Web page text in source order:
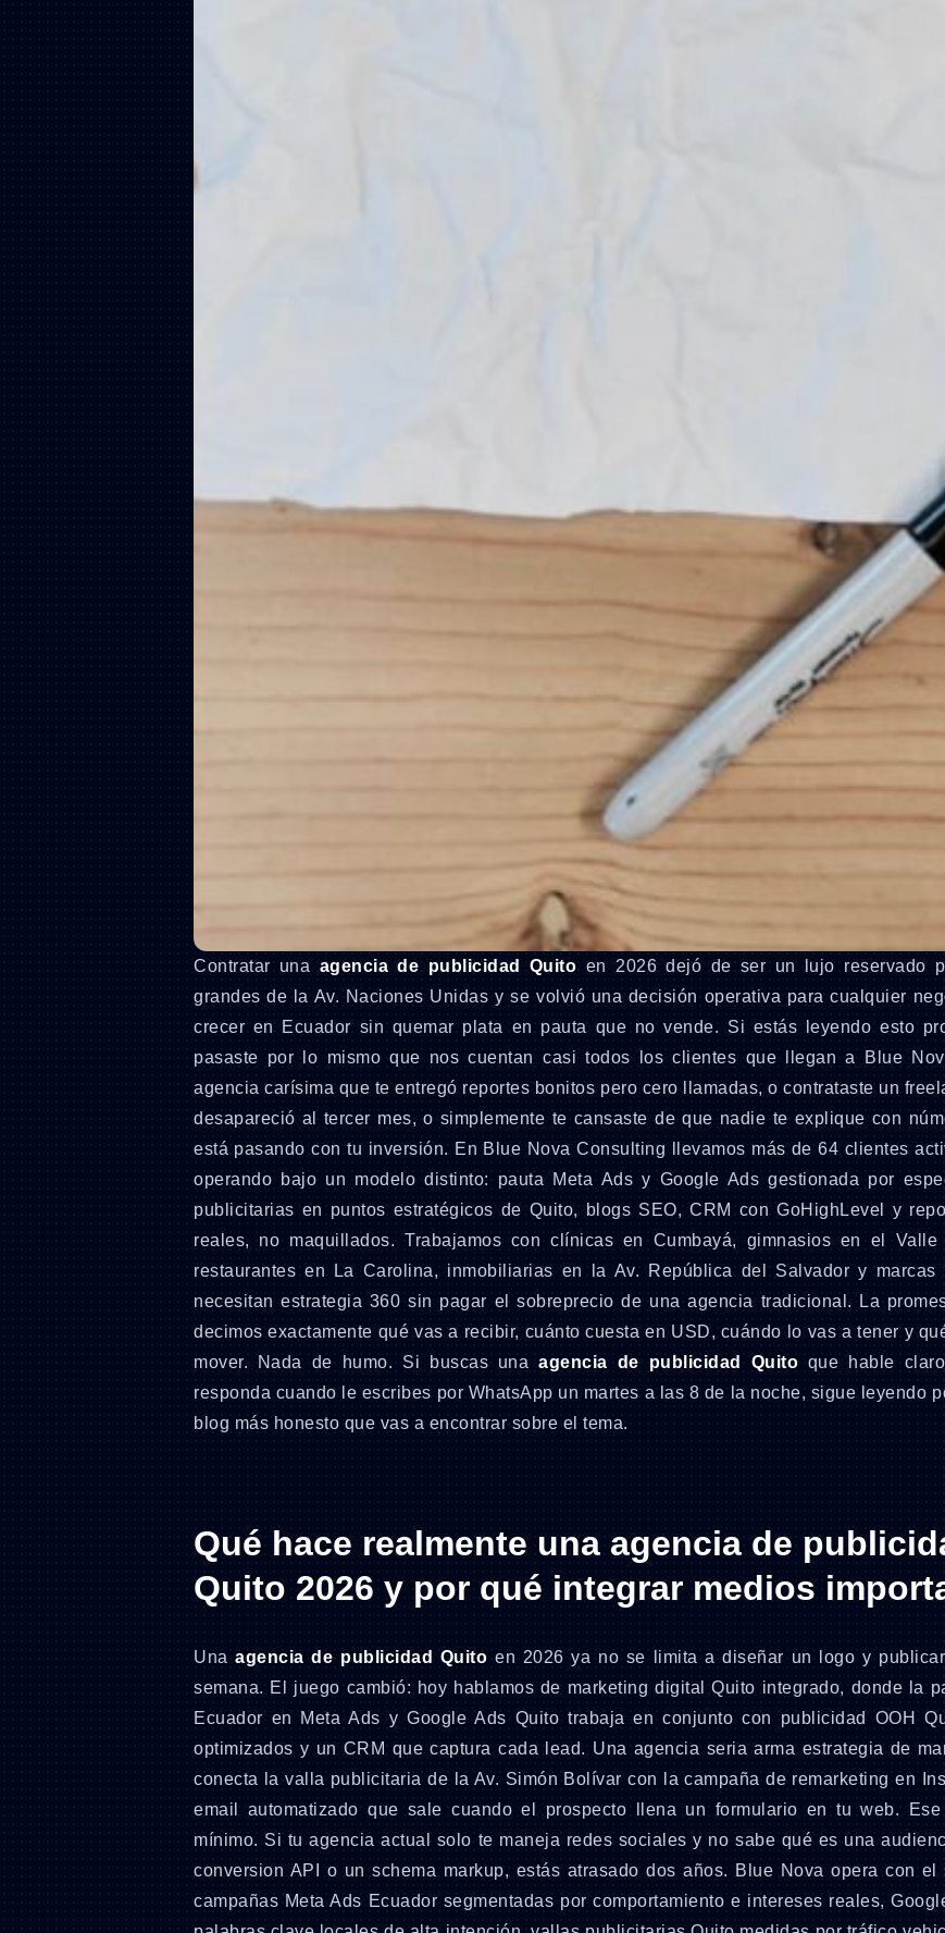
Contratar una agencia de publicidad Quito en 2026 dejó de ser un lujo reservado
grandes de la Av. Naciones Unidas y se volvió una decisión operativa para cualquier
crecer en Ecuador sin quemar plata en pauta que no vende. Si estás leyendo esto
pasaste por lo mismo que nos cuentan casi todos los clientes que llegan a Blue
agencia carísima que te entregó reportes bonitos pero cero llamadas, o contrataste un
desapareció al tercer mes, o simplemente te cansaste de que nadie te explique con
está pasando con tu inversión. En Blue Nova Consulting llevamos más de 64 clientes
operando bajo un modelo distinto: pauta Meta Ads y Google Ads gestionada por
publicitarias en puntos estratégicos de Quito, blogs SEO, CRM con GoHighLevel y
reales, no maquillados. Trabajamos con clínicas en Cumbayá, gimnasios en el
restaurantes en La Carolina, inmobiliarias en la Av. República del Salvador y marcas
necesitan estrategia 360 sin pagar el sobreprecio de una agencia tradicional. La
decimos exactamente qué vas a recibir, cuánto cuesta en USD, cuándo lo vas a tener y
mover. Nada de humo. Si buscas unaagencia de publicidad Quito que hable
responda cuando le escribes por WhatsApp un martes a las 8 de la noche, sigue leyendo
blog más honesto que vas a encontrar sobre el tema.
Qué hace realmente una agencia de
Quito 2026 y por qué integrar medios
Unaagencia de publicidad Quito en 2026 ya no se limita a diseñar un logo y
semana. El juego cambió: hoy hablamos de marketing digital Quito integrado, donde la
Ecuador en Meta Ads y Google Ads Quito trabaja en conjunto con publicidad OOH
optimizados y un CRM que captura cada lead. Una agencia seria arma estrategia de
conecta la valla publicitaria de la Av. Simón Bolívar con la campaña de remarketing en
email automatizado que sale cuando el prospecto llena un formulario en tu web.
mínimo. Si tu agencia actual solo te maneja redes sociales y no sabe qué es una
conversion API o un schema markup, estás atrasado dos años. Blue Nova opera con el
campañas Meta Ads Ecuador segmentadas por comportamiento e intereses reales,